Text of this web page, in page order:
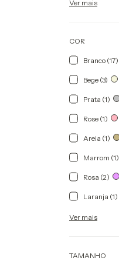
Ver mais
COR
Branco (17)
Bege (3)
Prata (1)
Rose (1)
Areia (1)
Marrom (1)
Rosa (2)
Laranja (1)
Ver mais
TAMANHO